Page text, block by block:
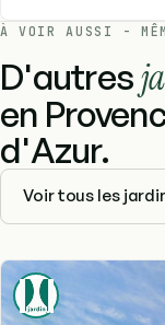
À VOIR AUSSI -
D'autres
en
d'Azur.
Voir tous les